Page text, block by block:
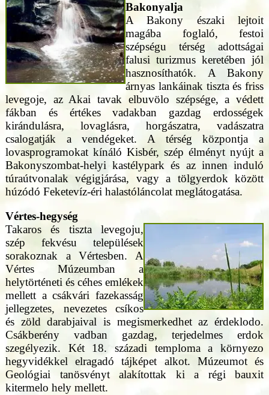
Bakonyalja
A Bakony északi lejtoit
magába foglaló, festoi
szépségu térség adottságai
falusi turizmus keretében jól
hasznosíthatók. A Bakony
árnyas lankáinak tiszta és friss
levegoje, az Akai tavak elbuvölo szépsége, a védett
fákban és értékes vadakban gazdag erdosségek
kirándulásra, lovaglásra, horgászatra, vadászatra
csalogatják a vendégeket. A térség központja a
lovasprogramokat kínáló Kisbér, szép élményt nyújt a
Bakonyszombat-helyi kastélypark és az innen induló
túraútvonalak végigjárása, vagy a tölgyerdok között
húzódó Feketevíz-éri halastóláncolat meglátogatása.
Vértes-hegység
Takaros és tiszta levegoju,
szép fekvésu települések
sorakoznak a Vértesben. A
Vértes Múzeumban a
helytörténeti és céhes emlékek
mellett a csákvári fazekasság
jellegzetes, nevezetes csíkos
és zöld darabjaival is megismerkedhet az érdeklodo.
Csákberény vadban gazdag, terjedelmes erdok
szegélyezik. Két 18. századi temploma a környezo
hegyvidékkel elragadó tájképet alkot. Múzeumot és
Geológiai tanösvényt alakítottak ki a régi bauxit
kitermelo hely mellett.